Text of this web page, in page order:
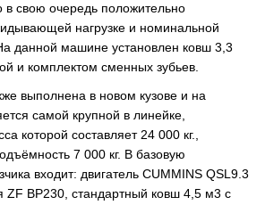
в свою очередь положительно
нагрузке и номинальной
данной машине установлен ковш 3,3
и комплектом сменных зубьев.
выполнена в новом кузове и на
самой крупной в линейке,
которой составляет 24 000 кг.,
7 000 кг. В базовую
входит: двигатель CUMMINS QSL9.3
ZF BP230, стандартный ковш 4,5 м3 с